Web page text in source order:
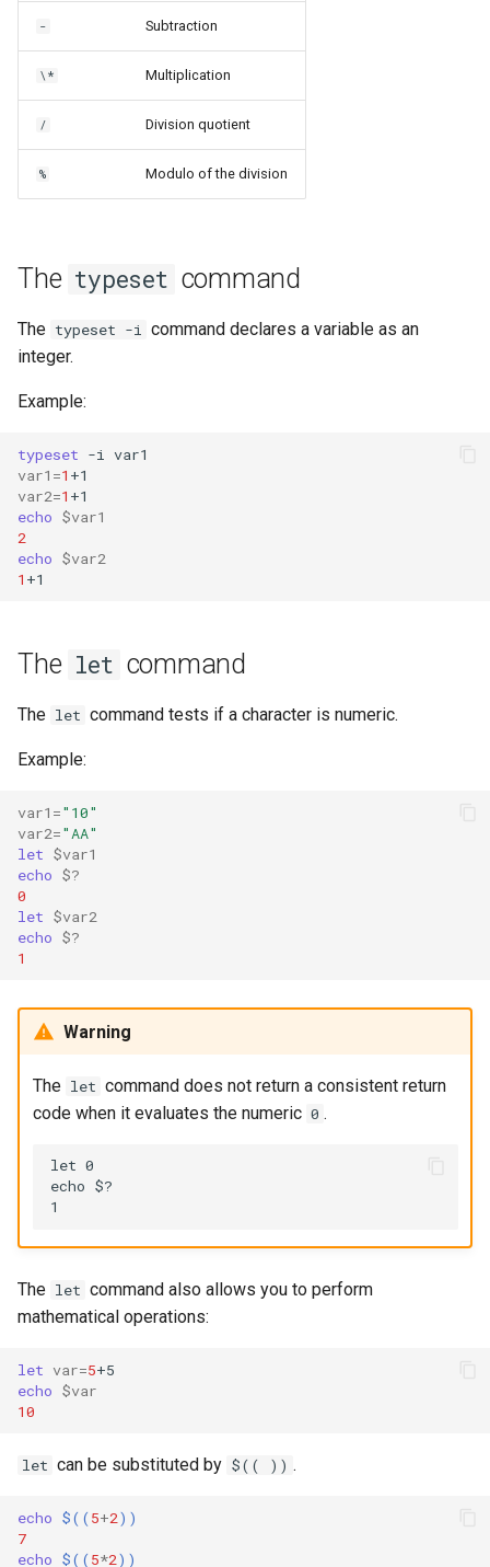
- Subtraction
\* Multiplication
/ Division quotient
% Modulo of the division
The typeset command
The typeset -i command declares a variable as an
integer.
Example:
typeset -i
var1 =1
var2=1
echo $var1
2
echo $var2
1
The let command
The let command tests if a character is numeric.
Example:
var1 ="10"
var2="AA"
let $var1
echo $?
0
let $var2
echo $?
1
Warning
The let command does not return a consistent return
code when it evaluates the numeric 0 .
let 0
echo $?
The let command also allows you to perform
mathematical operations:
let var=5
echo $var
10
let can be substituted by $(( )) .
echo $(( 5+2))
7
echo $(( 5*2))